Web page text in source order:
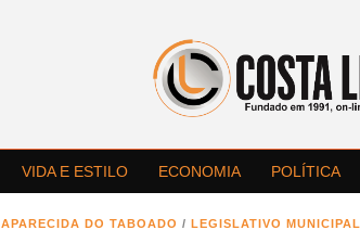
VIDA E ESTILO ECONOMIA POLÍTICA
APARECIDA DO TABOADO / LEGISLATIVO MUNICIPAL